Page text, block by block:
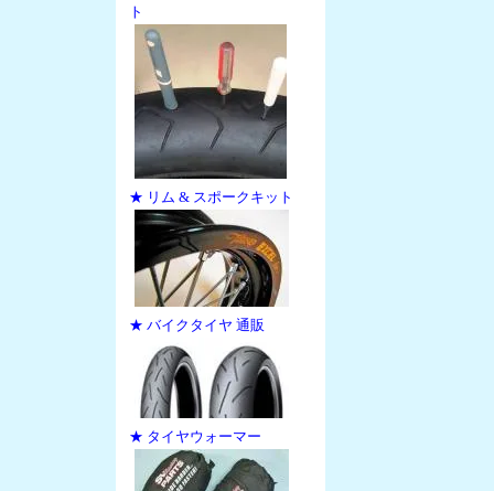
ト
★ リム & スポークキット
★ バイクタイヤ 通販
★ タイヤウォーマー